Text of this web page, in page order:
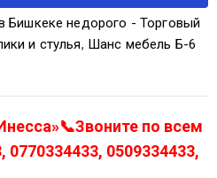
Бишкеке недорого - Торговый
и стулья, Шанс мебель Б-6
по всем
0770334433, 0509334433,